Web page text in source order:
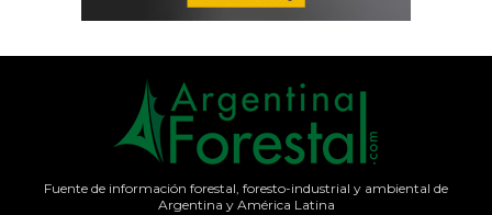
Fuente de información forestal, foresto-industrial y ambiental de
Argentina y América Latina